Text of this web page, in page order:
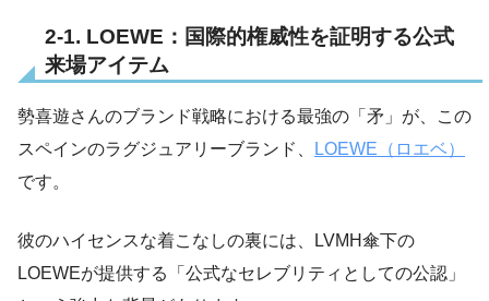
2-1. LOEWE：国際的権威性を証明する公式
来場アイテム
勢喜遊さんのブランド戦略における最強の「矛」が、この
スペインのラグジュアリーブランド、
LOEWE（ロエベ）
です。
彼のハイセンスな着こなしの裏には、LVMH傘下の
LOEWEが提供する「公式なセレブリティとしての公認」